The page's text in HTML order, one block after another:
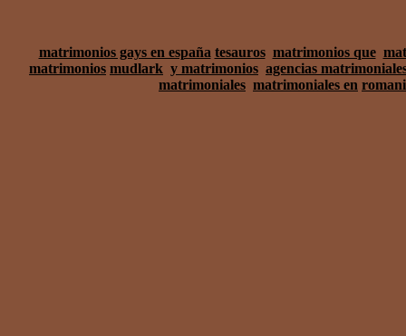
matrimonios gays en españa tesauros matrimonios que
matrimonios mudlark y matrimonios agencias
matrimoniales matrimoniales en